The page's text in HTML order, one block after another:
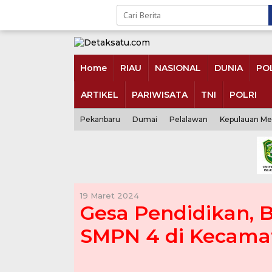
Home RIAU NASIONAL DUNIA
ARTIKEL PARIWISATA TNI POLRI
Pekanbaru Dumai Pelalawan Kepulauan
19 Maret 2024
Gesa Pendidikan,
SMPN 4 di